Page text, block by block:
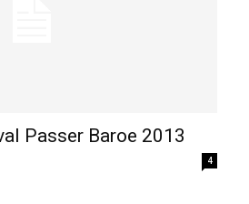
Passer Baroe 2013
4